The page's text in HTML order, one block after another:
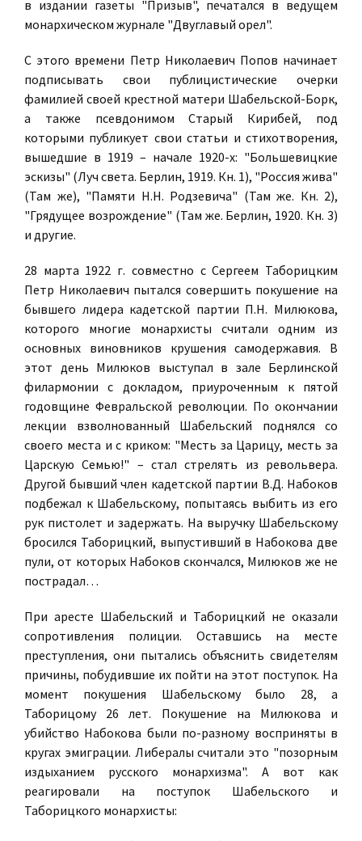
в издании газеты "Призыв", печатался в ведущем
монархическом журнале "Двуглавый орел".
С этого времени Петр Николаевич Попов начинает
подписывать свои публицистические очерки
фамилией своей крестной матери Шабельской-Борк,
а также псевдонимом Старый Кирибей, под
которыми публикует свои статьи и стихотворения,
вышедшие в 1919 – начале 1920-х: "Большевицкие
эскизы" (Луч света. Берлин, 1919. Кн. 1), "Россия жива"
(Там же), "Памяти Н.Н. Родзевича" (Там же. Кн. 2),
"Грядущее возрождение" (Там же. Берлин, 1920. Кн. 3)
и другие.
28 марта 1922 г. совместно с Сергеем Таборицким
Петр Николаевич пытался совершить покушение на
бывшего лидера кадетской партии П.Н. Милюкова,
которого многие монархисты считали одним из
основных виновников крушения самодержавия. В
этот день Милюков выступал в зале Берлинской
филармонии с докладом, приуроченным к пятой
годовщине Февральской революции. По окончании
лекции взволнованный Шабельский поднялся со
своего места и с криком: "Месть за Царицу, месть за
Царскую Семью!" – стал стрелять из револьвера.
Другой бывший член кадетской партии В.Д. Набоков
подбежал к Шабельскому, попытаясь выбить из его
рук пистолет и задержать. На выручку Шабельскому
бросился Таборицкий, выпустивший в Набокова две
пули, от которых Набоков скончался, Милюков же не
пострадал…
При аресте Шабельский и Таборицкий не оказали
сопротивления полиции. Оставшись на месте
преступления, они пытались объяснить свидетелям
причины, побудившие их пойти на этот поступок. На
момент покушения Шабельскому было 28, а
Таборицому 26 лет. Покушение на Милюкова и
убийство Набокова были по-разному восприняты в
кругах эмиграции. Либералы считали это "позорным
издыханием русского монархизма". А вот как
реагировали на поступок Шабельского и
Таборицкого монархисты: